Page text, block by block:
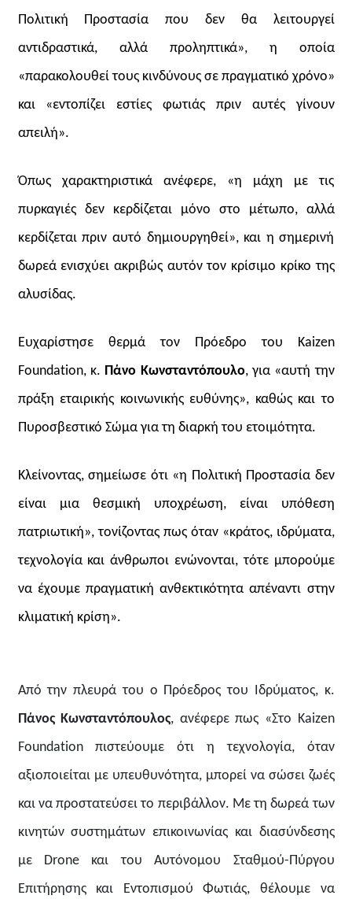
Πολιτική Προστασία που δεν θα λειτουργεί
αντιδραστικά, αλλά προληπτικά», η οποία
«παρακολουθεί τους κινδύνους σε πραγματικό χρόνο»
και «εντοπίζει εστίες φωτιάς πριν αυτές γίνουν
απειλή».
Όπως χαρακτηριστικά ανέφερε, «η μάχη με τις
πυρκαγιές δεν κερδίζεται μόνο στο μέτωπο, αλλά
κερδίζεται πριν αυτό δημιουργηθεί», και η σημερινή
δωρεά ενισχύει ακριβώς αυτόν τον κρίσιμο κρίκο της
αλυσίδας.
Ευχαρίστησε θερμά τον Πρόεδρο του Kaizen
Foundation, κ. Πάνο Κωνσταντόπουλο, για «αυτή την
πράξη εταιρικής κοινωνικής ευθύνης», καθώς και το
Πυροσβεστικό Σώμα για τη διαρκή του ετοιμότητα.
Κλείνοντας, σημείωσε ότι «η Πολιτική Προστασία δεν
είναι μια θεσμική υποχρέωση, είναι υπόθεση
πατριωτική», τονίζοντας πως όταν «κράτος, ιδρύματα,
τεχνολογία και άνθρωποι ενώνονται, τότε μπορούμε
να έχουμε πραγματική ανθεκτικότητα απέναντι στην
κλιματική κρίση».
Από την πλευρά του ο Πρόεδρος του Ιδρύματος, κ.
Πάνος Κωνσταντόπουλος, ανέφερε πως «Στο Kaizen
Foundationπιστεύουμε ότι η τεχνολογία, όταν
αξιοποιείται με υπευθυνότητα, μπορεί να σώσει ζωές
και να προστατεύσει το περιβάλλον. Με τη δωρεά των
κινητών συστημάτων επικοινωνίας και διασύνδεσης
με
Droneκαι του Αυτόνομου Σταθμού-Πύργου
Επιτήρησης και Εντοπισμού Φωτιάς, θέλουμε να